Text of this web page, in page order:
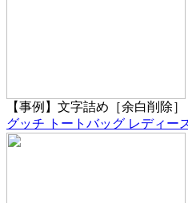
【事例】文字詰め［余白削除］
グッチ トートバッグ レディー